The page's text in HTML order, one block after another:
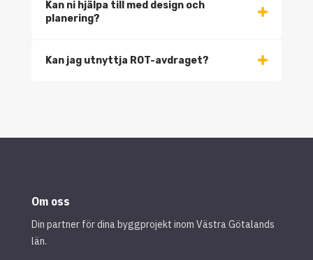
Kan ni hjälpa till med design och
planering?
Kan jag utnyttja ROT-avdraget?
Om oss
Din partner för dina byggprojekt inom Västra Götalands
län.